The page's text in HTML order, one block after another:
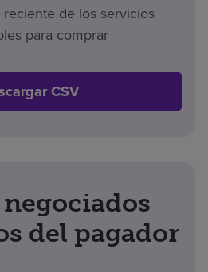
reciente de los servicios
para comprar
CSV
del pagador